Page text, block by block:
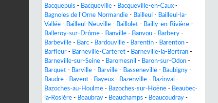
Bacquepuis - Bacqueville - Bacqueville-en-Caux -
Bagnoles de l'Orne Normandie - Bailleul - Bailleul-la-
Vallée - Bailleul-Neuville - Baillolet - Bailly-en-Rivière -
Balleroy-sur-Drôme - Banville - Banvou - Barbery -
Barbeville - Barc - Bardouville - Barentin - Barenton -
Barfleur - Barneville-Carteret - Barneville-la-Bertran -
Barneville-sur-Seine - Baromesnil - Baron-sur-Odon -
Barquet - Barville - Barville - Basseneville - Baubigny -
Baudre - Bavent - Bayeux - Bazenville - Bazinval -
Bazoches-au-Houlme - Bazoches-sur-Hoëne - Beaubec-
la-Rosière - Beaubray - Beauchamps - Beaucoudray -